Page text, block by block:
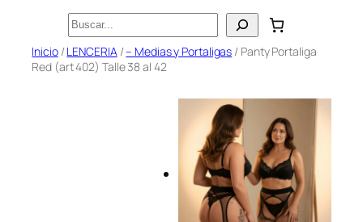
contenido
Buscar
Inicio/LENCERIA/– Medias y Portaligas / Panty Portaliga
Red (art 402) Talle 38 al 42